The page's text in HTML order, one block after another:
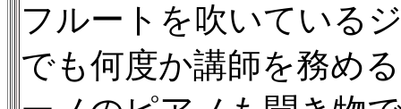
フルートを吹いている
でも何度か講師を務め